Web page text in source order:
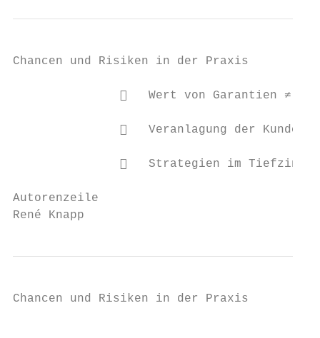
Chancen und Risiken in der Praxis
   Wert von Garantien ≠
   Veranlagung der
   Strategien im
Autorenzeile
René Knapp
Chancen und Risiken in der Praxis